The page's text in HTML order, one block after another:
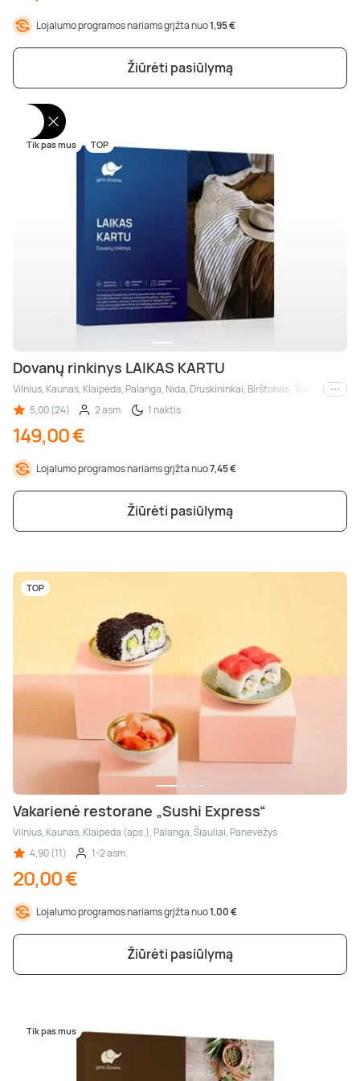
Lojalumo programos nariams grįžta nuo1,95 €
Žiūrėti pasiūlymą
Tik pas mus TOP
Dovanų rinkinys LAIKAS KARTU
Vilnius, Kaunas, Klaipėda, Palanga, Nida, Druskininkai, Birštonas, Trakai,
Kiti
5,00 (24)
2 asm. 1 naktis
149,00 €
Lojalumo programos nariams grįžta nuo7,45 €
Žiūrėti pasiūlymą
TOP
Vakarienė restorane „Sushi Express“
Vilnius, Kaunas, Klaipėda (aps.), Palanga, Šiauliai, Panevėžys
4,90 (11)
1-2 asm.
20,00 €
Lojalumo programos nariams grįžta nuo1,00 €
Žiūrėti pasiūlymą
Tik pas mus